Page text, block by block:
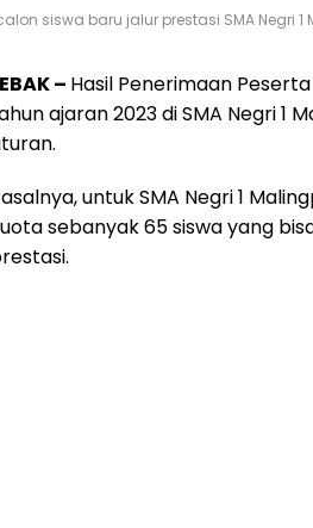
siswa baru jalur prestasi SMA Negri 1
– Hasil Penerimaan
ajaran 2023 di SMA Negri 1
untuk SMA Negri 1
sebanyak 65 siswa yang